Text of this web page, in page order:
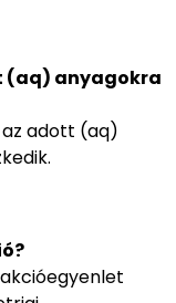
(aq) anyagokra
adott (aq)